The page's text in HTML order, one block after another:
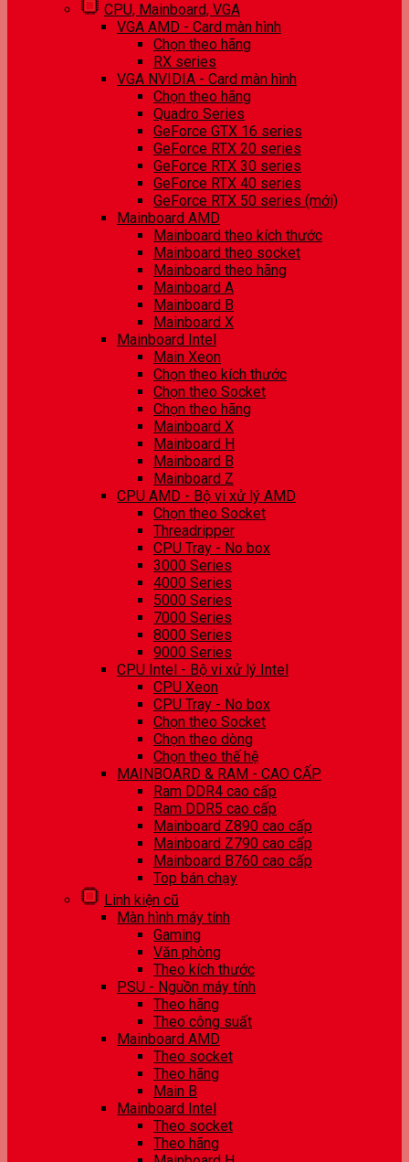
CPU, Mainboard, VGA
VGA AMD - Card màn hình
Chọn theo hãng
RX series
VGA NVIDIA - Card màn hình
Chọn theo hãng
Quadro Series
GeForce GTX 16 series
GeForce RTX 20 series
GeForce RTX 30 series
GeForce RTX 40 series
GeForce RTX 50 series (mới)
Mainboard AMD
Mainboard theo kích thước
Mainboard theo socket
Mainboard theo hãng
Mainboard A
Mainboard B
Mainboard X
Mainboard Intel
Main Xeon
Chọn theo kích thước
Chọn theo Socket
Chọn theo hãng
Mainboard X
Mainboard H
Mainboard B
Mainboard Z
CPU AMD - Bộ vi xử lý AMD
Chọn theo Socket
Threadripper
CPU Tray - No box
3000 Series
4000 Series
5000 Series
7000 Series
8000 Series
9000 Series
CPU Intel - Bộ vi xử lý Intel
CPU Xeon
CPU Tray - No box
Chọn theo Socket
Chọn theo dòng
Chọn theo thế hệ
MAINBOARD & RAM - CAO CẤP
Ram DDR4 cao cấp
Ram DDR5 cao cấp
Mainboard Z890 cao cấp
Mainboard Z790 cao cấp
Mainboard B760 cao cấp
Top bán chạy
Linh kiện cũ
Màn hình máy tính
Gaming
Văn phòng
Theo kích thước
PSU - Nguồn máy tính
Theo hãng
Theo công suất
Mainboard AMD
Theo socket
Theo hãng
Main B
Mainboard Intel
Theo socket
Theo hãng